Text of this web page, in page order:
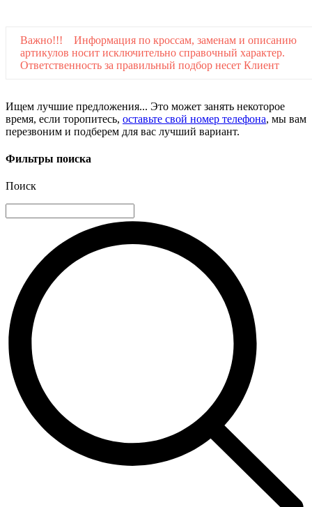
Важно!!! Информация по кроссам, заменам и описанию
артикулов носит исключительно справочный характер.
Ответственность за правильный подбор несет Клиент
Ищем лучшие предложения... Это может занять некоторое
время, если торопитесь, оставьте свой номер телефона, мы вам
перезвоним и подберем для вас лучший вариант.
Фильтры поиска
Поиск